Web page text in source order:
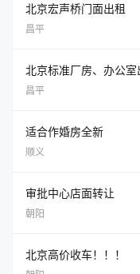
北京宏声桥门面出租
昌平
北京标准厂房、办公室
昌平
适合作婚房全新
顺义
审批中心店面转让
朝阳
北京高价收车！！！